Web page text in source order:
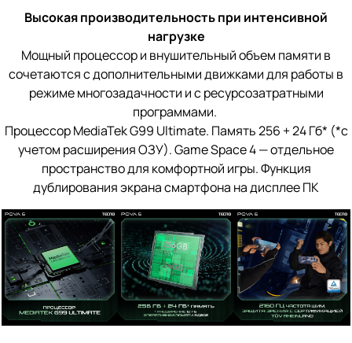
Высокая производительность при интенсивной
нагрузке
Мощный процессор и внушительный объем памяти в
сочетаются с дополнительными движками для работы в
режиме многозадачности и с ресурсозатратными
программами.
Процессор MediaTek G99 Ultimate. Память 256 + 24 Гб* (*с
учетом расширения ОЗУ). Game Space 4 — отдельное
пространство для комфортной игры. Функция
дублирования экрана смартфона на дисплее ПК